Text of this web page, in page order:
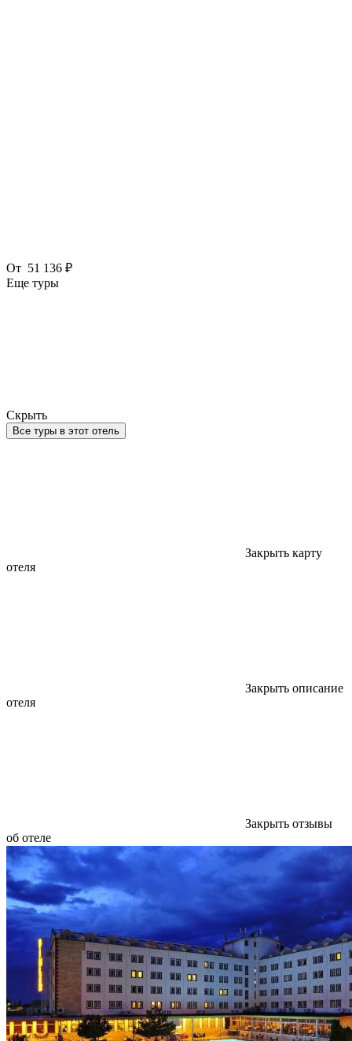
От 51 136 ₽
Еще туры
Скрыть
Все туры в этот отель
Закрыть карту
отеля
Закрыть описание
отеля
Закрыть отзывы
об отеле